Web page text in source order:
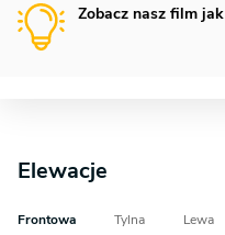
Zobacz nasz film jak
Elewacje
Frontowa Tylna Lewa